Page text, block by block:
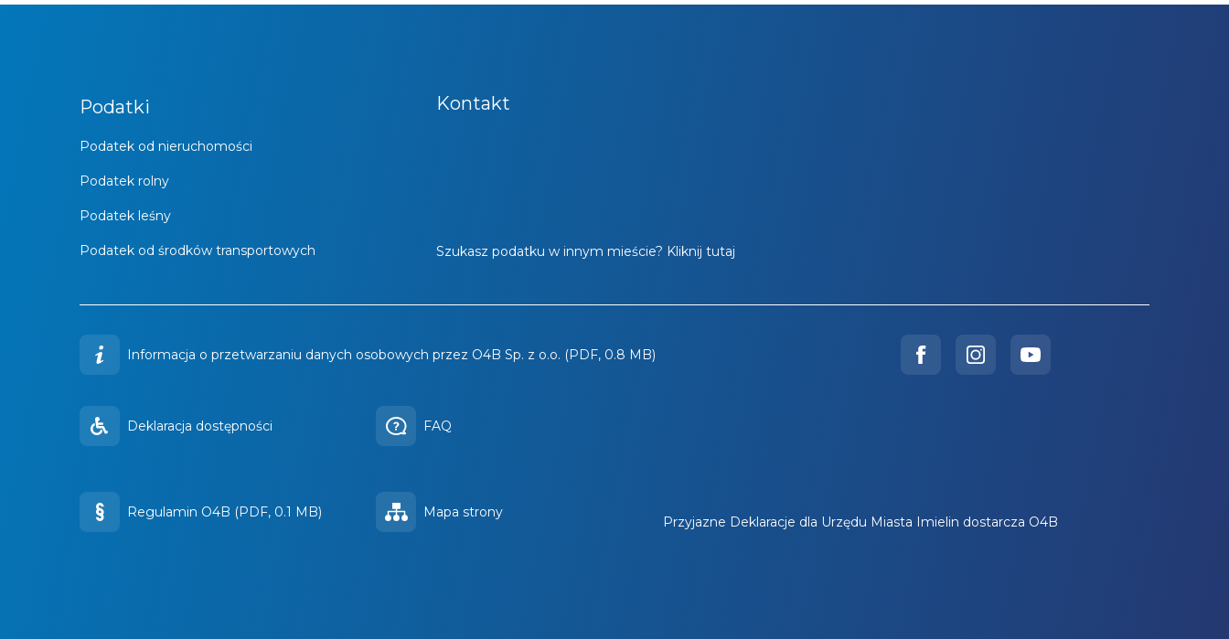
Podatki
Podatek od nieruchomości
Podatek rolny
Podatek leśny
Podatek od środków transportowych
Kontakt
Szukasz podatku w innym mieście? Kliknij tutaj
Informacja o przetwarzaniu danych osobowych przez O4B Sp. z o.o. (PDF, 0.8 MB)
Deklaracja dostępności FAQ
Regulamin O4B (PDF, 0.1 MB) Mapa strony
Przyjazne Deklaracje dla Urzędu Miasta Imielin dostarcza O4B